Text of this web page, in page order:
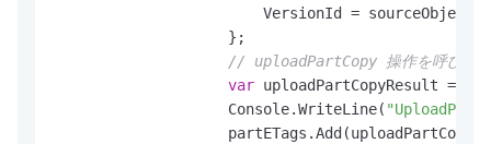
VersionId =
                    };
// uploadPartCopy 操作を呼び出し
var uploadPartCopyResult =
                    Console.WriteLine(